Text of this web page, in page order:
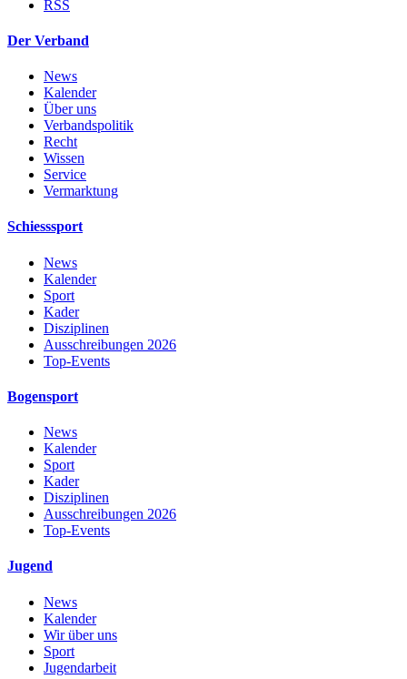
RSS
Der Verband
News
Kalender
Über uns
Verbandspolitik
Recht
Wissen
Service
Vermarktung
Schiesssport
News
Kalender
Sport
Kader
Disziplinen
Ausschreibungen 2026
Top-Events
Bogensport
News
Kalender
Sport
Kader
Disziplinen
Ausschreibungen 2026
Top-Events
Jugend
News
Kalender
Wir über uns
Sport
Jugendarbeit